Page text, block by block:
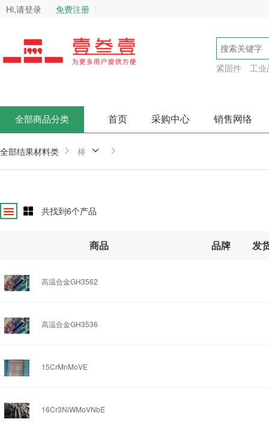
Hi,请登录 免费注册
紧固件 工业
全部商品分类 首页 采购中心 销售网络
全部结果材料类 棒
共找到6个产品
商品 品牌 发
高温合金GH3562
高温合金GH3536
15CrMnMoVE
16Cr3NiWMoVNbE